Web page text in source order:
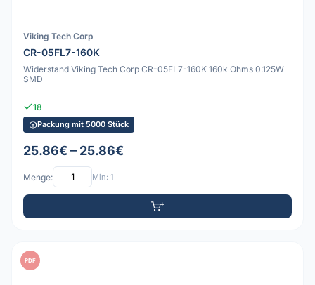
Viking Tech Corp
CR-05FL7-160K
Widerstand Viking Tech Corp CR-05FL7-160K 160k Ohms 0.125W
SMD
18
Packung mit 5000 Stück
25.86€ – 25.86€
Menge: Min: 1
PDF